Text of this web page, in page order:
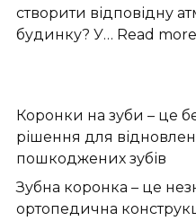
створити відповідну
будинку? У… Read more
Коронки на зуби – це
рішення для
пошкоджених зубів
Зубна коронка – це
ортопедична